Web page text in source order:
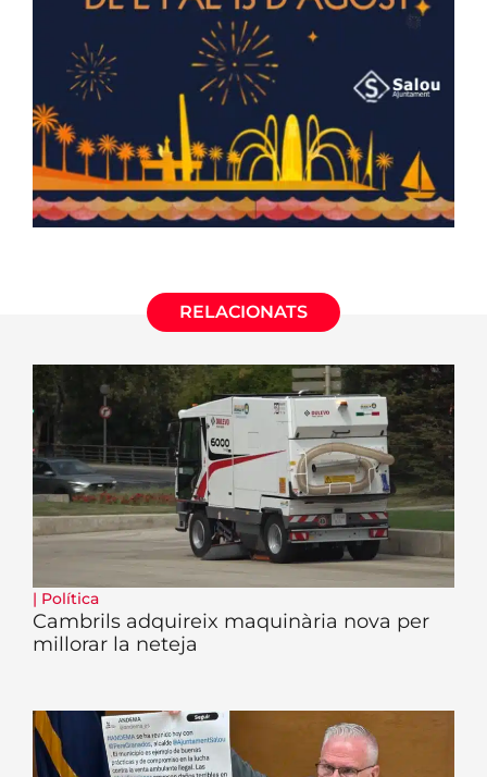
RELACIONATS
| Política
Cambrils adquireix maquinària nova per
millorar la neteja